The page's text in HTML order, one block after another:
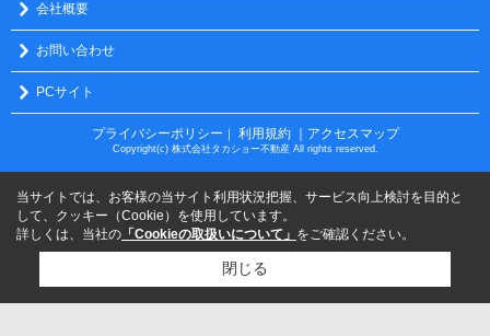
会社概要
お問い合わせ
PCサイト
プライバシーポリシー 利用規約 ｜アクセスマップ
Copyright(c) 株式会社タカショー不動産 All rights reserved.
当サイトでは、お客様の当サイト利用状況把握、サービス向上検討を目的と
して、クッキー（Cookie）を使用しています。
詳しくは、当社の 「Cookieの取扱いについて」 をご確認ください。
閉じる